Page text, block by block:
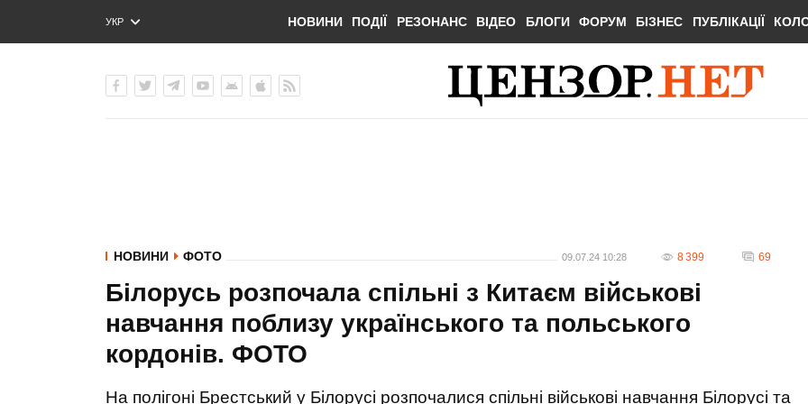
УКР
ENG
НОВИНИ ПОДІЇ РЕЗОНАНС ВІДЕО БЛОГИ ФОРУМ БІЗНЕС ПУБЛІКАЦІЇ
НОВИНИ ФОТО 09.07.24 10:28 8 399 69
Білорусь розпочала спільні з Китаєм військові
навчання поблизу українського та польського
кордонів. ФОТО
На полігоні Брестський у Білорусі розпочалися спільні військові навчання Білорусі та